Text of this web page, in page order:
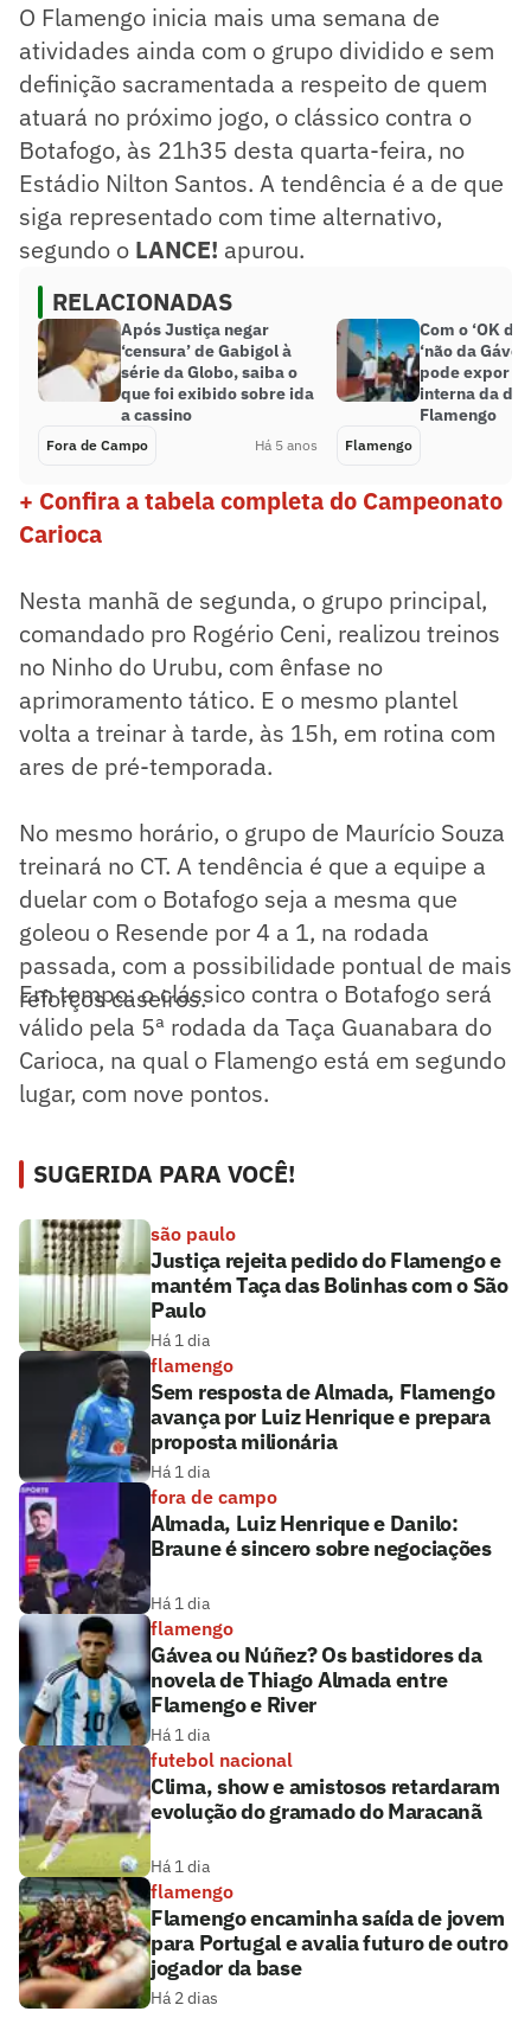
O Flamengo inicia mais uma semana de
atividades ainda com o grupo dividido e sem
definição sacramentada a respeito de quem
atuará no próximo jogo, o clássico contra o
Botafogo, às 21h35 desta quarta-feira, no
Estádio Nilton Santos. A tendência é a de que
siga representado com time alternativo,
segundo o LANCE! apurou.
RELACIONADAS
Após Justiça negar
‘censura’ de Gabigol à
série da Globo, saiba o
que foi exibido sobre ida
a cassino
Fora de Campo Há 5 anos
Com o ‘OK do
‘não da
pode expor
interna da
Flamengo
Flamengo
+ Confira a tabela completa do Campeonato
Carioca
Nesta manhã de segunda, o grupo principal,
comandado pro Rogério Ceni, realizou treinos
no Ninho do Urubu, com ênfase no
aprimoramento tático. E o mesmo plantel
volta a treinar à tarde, às 15h, em rotina com
ares de pré-temporada.
No mesmo horário, o grupo de Maurício Souza
treinará no CT. A tendência é que a equipe a
duelar com o Botafogo seja a mesma que
goleou o Resende por 4 a 1, na rodada
passada, com a possibilidade pontual de mais
reforços caseiros.
Em tempo: o clássico contra o Botafogo será
válido pela 5ª rodada da Taça Guanabara do
Carioca, na qual o Flamengo está em segundo
lugar, com nove pontos.
SUGERIDA PARA VOCÊ!
são paulo
Justiça rejeita pedido do Flamengo e
mantém Taça das Bolinhas com o São
Paulo
Há 1 dia
flamengo
Sem resposta de Almada, Flamengo
avança por Luiz Henrique e prepara
proposta milionária
Há 1 dia
fora de campo
Almada, Luiz Henrique e Danilo:
Braune é sincero sobre negociações
Há 1 dia
flamengo
Gávea ou Núñez? Os bastidores da
novela de Thiago Almada entre
Flamengo e River
Há 1 dia
futebol nacional
Clima, show e amistosos retardaram
evolução do gramado do Maracanã
Há 1 dia
flamengo
Flamengo encaminha saída de jovem
para Portugal e avalia futuro de outro
jogador da base
Há 2 dias